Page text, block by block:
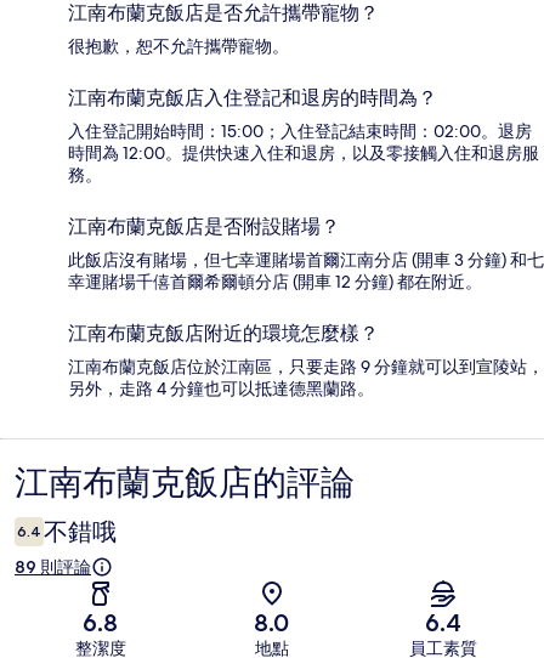
江南布蘭克飯店是否允許攜帶寵物？
很抱歉，恕不允許攜帶寵物。
江南布蘭克飯店入住登記和退房的時間為？
入住登記開始時間：15:00；入住登記結束時間：02:00。退房
時間為 12:00。提供快速入住和退房，以及零接觸入住和退房服
務。
江南布蘭克飯店是否附設賭場？
此飯店沒有賭場，但七幸運賭場首爾江南分店 (開車 3 分鐘) 和七
幸運賭場千僖首爾希爾頓分店 (開車 12 分鐘) 都在附近。
江南布蘭克飯店附近的環境怎麼樣？
江南布蘭克飯店位於江南區，只要走路 9 分鐘就可以到宣陵站，
另外，走路 4 分鐘也可以抵達德黑蘭路。
評
論
江南布蘭克飯店的評論
6.4 不錯哦
89 則評論
6.8
整潔度
8.0
地點
6.4
員工素質